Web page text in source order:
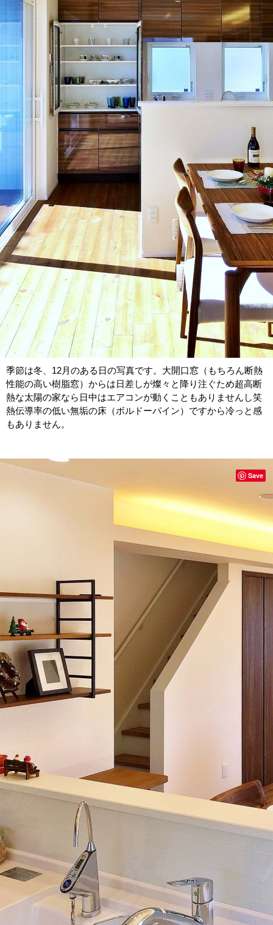
季節は冬、12月のある日の写真です。大開口窓（もちろん断熱
性能の高い樹脂窓）からは日差しが燦々と降り注ぐため超高断
熱な太陽の家なら日中はエアコンが動くこともありませんし笑
熱伝導率の低い無垢の床（ボルドーパイン）ですから冷っと感
もありません。
Save